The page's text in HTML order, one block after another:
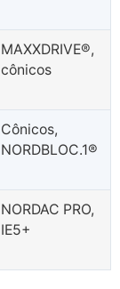
MAXXDRIVE®,
cônicos
Cônicos,
NORDBLOC.1®
NORDAC PRO,
IE5+